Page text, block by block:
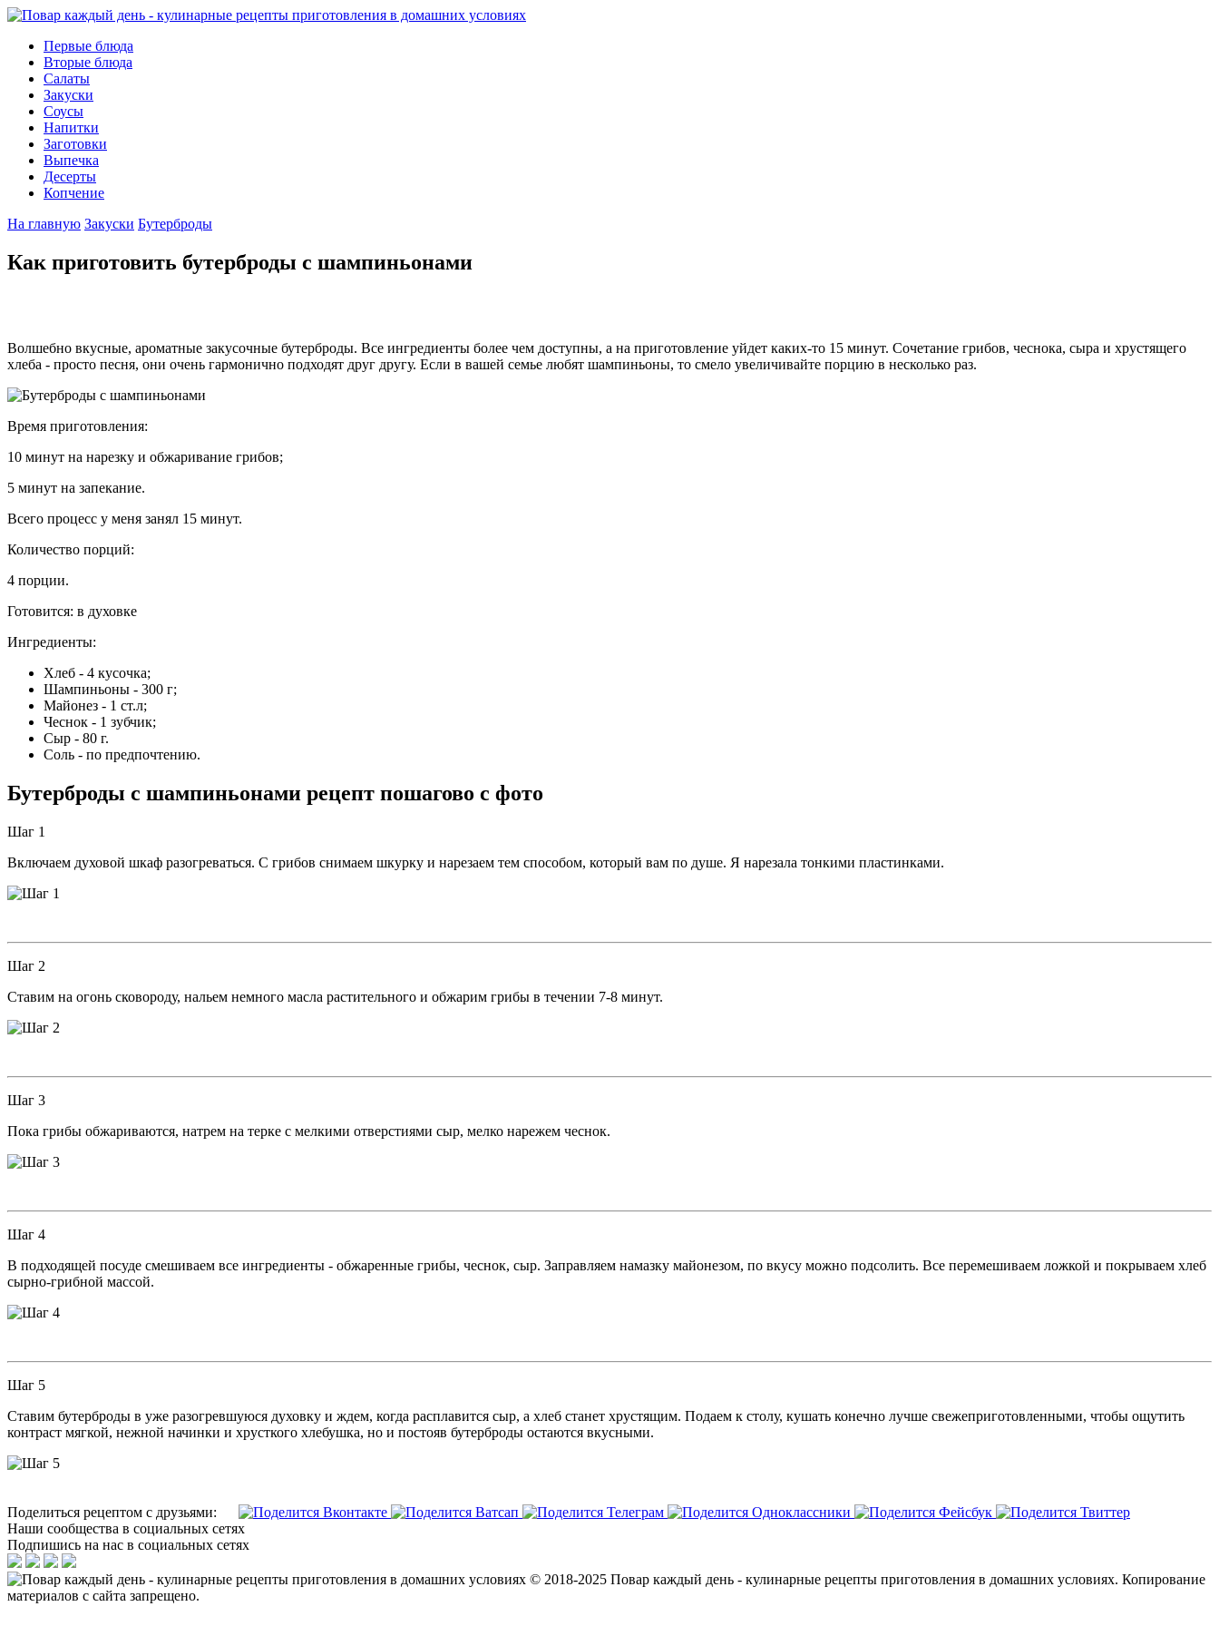
Первые блюда
Вторые блюда
Салаты
Закуски
Соусы
Напитки
Заготовки
Выпечка
Десерты
Копчение
На главную Закуски Бутерброды
Как приготовить бутерброды с шампиньонами
Волшебно вкусные, ароматные закусочные бутерброды. Все ингредиенты более чем доступны, а на приготовление уйдет каких-то 15 минут. Сочетание грибов, чеснока, сыра и хрустящего
хлеба - просто песня, они очень гармонично подходят друг другу. Если в вашей семье любят шампиньоны, то смело увеличивайте порцию в несколько раз.
Время приготовления:
10 минут на нарезку и обжаривание грибов;
5 минут на запекание.
Всего процесс у меня занял 15 минут.
Количество порций:
4 порции.
Готовится: в духовке
Ингредиенты:
Хлеб - 4 кусочка;
Шампиньоны - 300 г;
Майонез - 1 ст.л;
Чеснок - 1 зубчик;
Сыр - 80 г.
Соль - по предпочтению.
Бутерброды с шампиньонами рецепт пошагово с фото
Шаг 1
Включаем духовой шкаф разогреваться. С грибов снимаем шкурку и нарезаем тем способом, который вам по душе. Я нарезала тонкими пластинками.
Шаг 2
Ставим на огонь сковороду, нальем немного масла растительного и обжарим грибы в течении 7-8 минут.
Шаг 3
Пока грибы обжариваются, натрем на терке с мелкими отверстиями сыр, мелко нарежем чеснок.
Шаг 4
В подходящей посуде смешиваем все ингредиенты - обжаренные грибы, чеснок, сыр. Заправляем намазку майонезом, по вкусу можно подсолить. Все перемешиваем ложкой и покрываем хлеб
сырно-грибной массой.
Шаг 5
Ставим бутерброды в уже разогревшуюся духовку и ждем, когда расплавится сыр, а хлеб станет хрустящим. Подаем к столу, кушать конечно лучше свежеприготовленными, чтобы ощутить
контраст мягкой, нежной начинки и хрусткого хлебушка, но и постояв бутерброды остаются вкусными.
Поделиться рецептом с друзьями:
Наши сообщества в социальных сетях
Подпишись на нас в социальных сетях
© 2018-2025 Повар каждый день - кулинарные рецепты приготовления в домашних условиях. Копирование
материалов с сайта запрещено.